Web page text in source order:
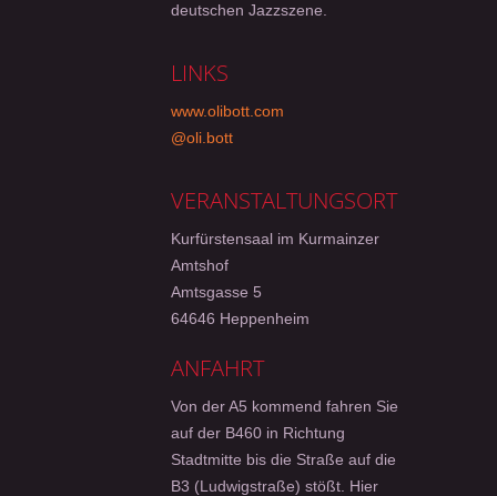
deutschen Jazzszene.
LINKS
www.olibott.com
@oli.bott
VERANSTALTUNGSORT
Kurfürstensaal im Kurmainzer
Amtshof
Amtsgasse 5
64646 Heppenheim
ANFAHRT
Von der A5 kommend fahren Sie
auf der B460 in Richtung
Stadtmitte bis die Straße auf die
B3 (Ludwigstraße) stößt. Hier